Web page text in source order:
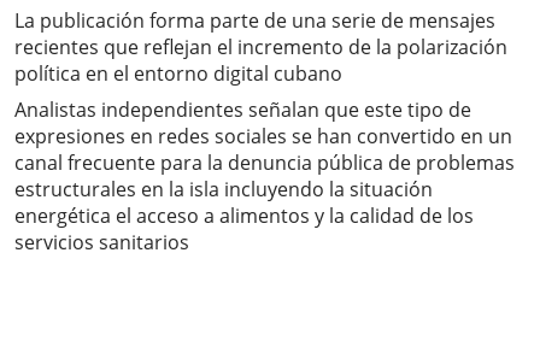
La publicación forma parte de una serie de mensajes
recientes que reflejan el incremento de la polarización
política en el entorno digital cubano
Analistas independientes señalan que este tipo de
expresiones en redes sociales se han convertido en un
canal frecuente para la denuncia pública de problemas
estructurales en la isla incluyendo la situación
energética el acceso a alimentos y la calidad de los
servicios sanitarios